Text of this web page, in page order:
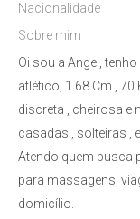
Nacionalidade
Sobre mim
Oi sou a Angel,
atlético, 1.68 Cm ,
discreta , cheirosa e
casadas , solteiras ,
Atendo quem busca
para massagens,
domicílio.